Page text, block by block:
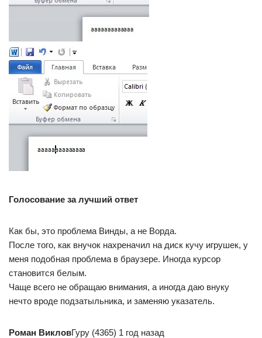
Голосование за лучший ответ
Как бы, это проблема Винды, а не Ворда.
После того, как внучок нахреначил на диск кучу игрушек, у
меня подобная проблема в браузере. Иногда курсор
становится белым.
Чаще всего не обращаю внимания, а иногда даю внуку
нечто вроде подзатыльника, и заменяю указатель.
Роман ВикловГуру (4365) 1 год назад